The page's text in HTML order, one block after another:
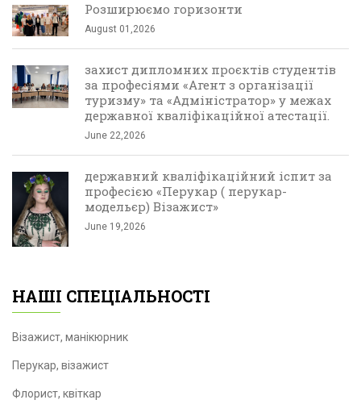
Розширюємо горизонти
August 01,2026
захист дипломних проєктів студентів
за професіями «Агент з організації
туризму» та «Адміністратор» у межах
державної кваліфікаційної атестації.
June 22,2026
державний кваліфікаційний іспит за
професією «Перукар ( перукар-
модельєр) Візажист»
June 19,2026
НАШІ СПЕЦІАЛЬНОСТІ
Візажист, манікюрник
Перукар, візажист
Флорист, квіткар